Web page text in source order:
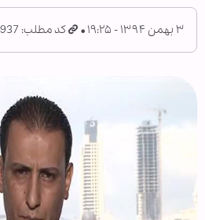
۳ بهمن ۱۳۹۴ - ۱۹:۲۵ کد مطلب: 697937